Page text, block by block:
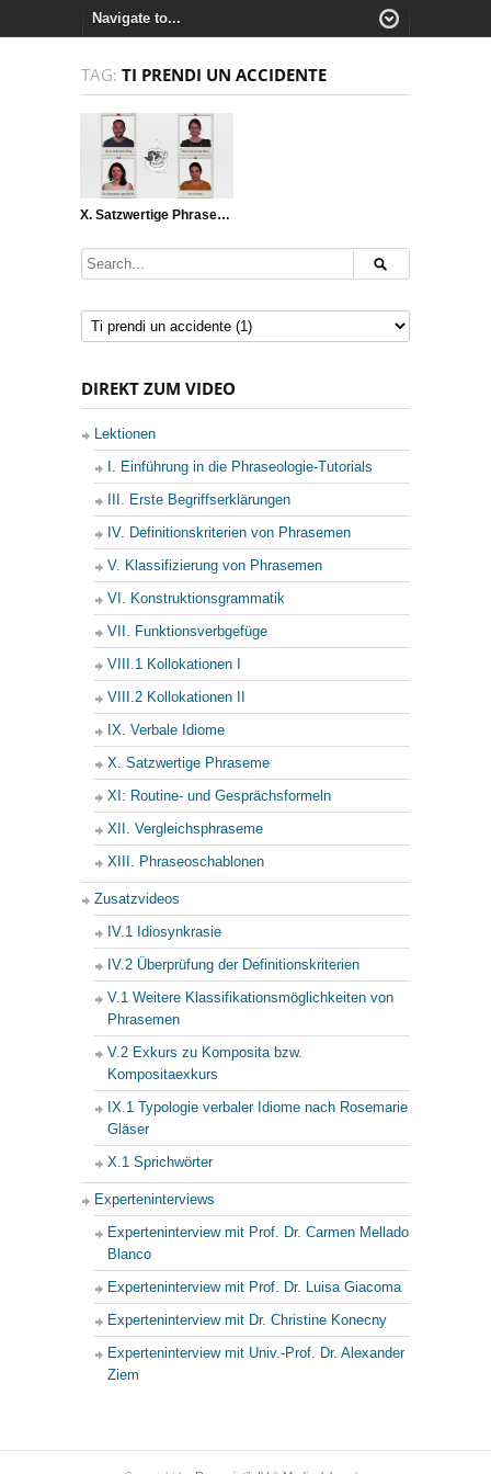
TAG: TI PRENDI UN ACCIDENTE
X. Satzwertige Phraseme
DIREKT ZUM VIDEO
Lektionen
I. Einführung in die Phraseologie-Tutorials
III. Erste Begriffserklärungen
IV. Definitionskriterien von Phrasemen
V. Klassifizierung von Phrasemen
VI. Konstruktionsgrammatik
VII. Funktionsverbgefüge
VIII.1 Kollokationen I
VIII.2 Kollokationen II
IX. Verbale Idiome
X. Satzwertige Phraseme
XI: Routine- und Gesprächsformeln
XII. Vergleichsphraseme
XIII. Phraseoschablonen
Zusatzvideos
IV.1 Idiosynkrasie
IV.2 Überprüfung der Definitionskriterien
V.1 Weitere Klassifikationsmöglichkeiten von
Phrasemen
V.2 Exkurs zu Komposita bzw.
Kompositaexkurs
IX.1 Typologie verbaler Idiome nach Rosemarie
Gläser
X.1 Sprichwörter
Experteninterviews
Experteninterview mit Prof. Dr. Carmen Mellado
Blanco
Experteninterview mit Prof. Dr. Luisa Giacoma
Experteninterview mit Dr. Christine Konecny
Experteninterview mit Univ.-Prof. Dr. Alexander
Ziem